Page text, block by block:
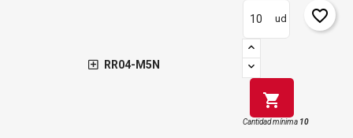
RR04-M5N
ud
shopping_cart
favorite_border
Cantidad mínima 10